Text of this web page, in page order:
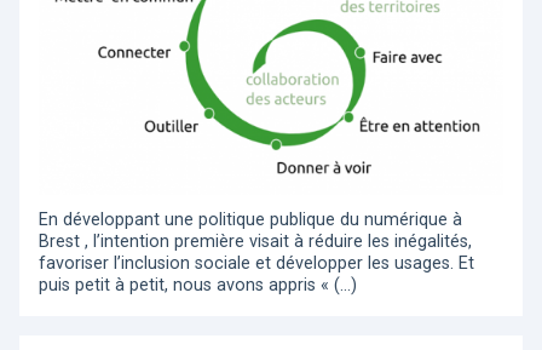
En développant une politique publique du numérique à
Brest , l’intention première visait à réduire les inégalités,
favoriser l’inclusion sociale et développer les usages. Et
puis petit à petit, nous avons appris « (…)